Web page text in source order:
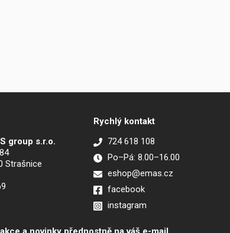
group s.r.o.
Strašnice
Rychlý kontakt
724 618 108
Po–Pá: 8.00–16.00
eshop@emas.cz
facebook
instagram